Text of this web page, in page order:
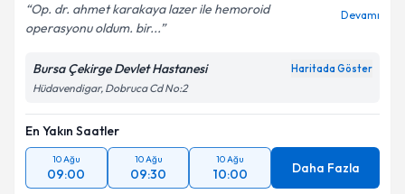
Kişisel verilerimin işlenmesine ilişkin
Aydınlatma
Metni'ni okudum ve kişisel verilerimin belirtilen
Op. dr. ahmet karakaya lazer ile hemoroid
operasyonu oldum. bir...
Devamı
Bursa Çekirge Devlet Hastanesi Haritada Göster
Hüdavendigar, Dobruca Cd No:2
En Yakın Saatler
10 Ağu
09:00
10 Ağu
09:30
10 Ağu
10:00 Daha Fazla